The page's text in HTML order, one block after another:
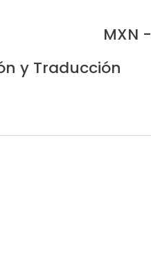
MXN -
y Traducción